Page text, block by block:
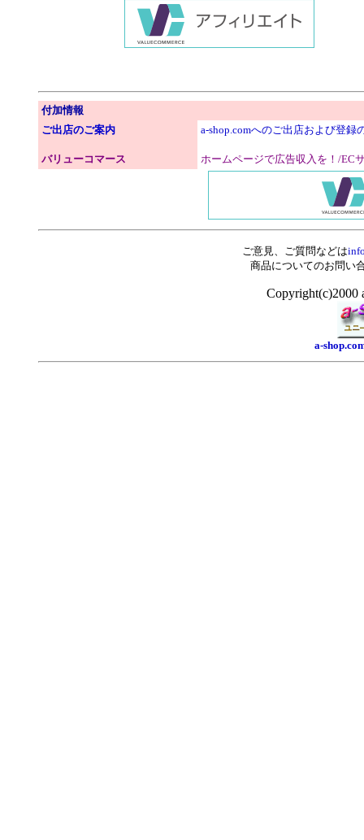
付加情報
ご出店のご案内
a-shop.comへのご出店および登録
バリューコマース ホームページで広告収入を！/EC
ご意見、ご質問などは
商品についてのお問い
Copyright(c)2000
a-